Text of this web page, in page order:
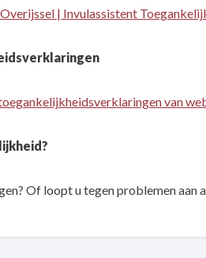
| Invulassistent
van
Of loopt u tegen problemen